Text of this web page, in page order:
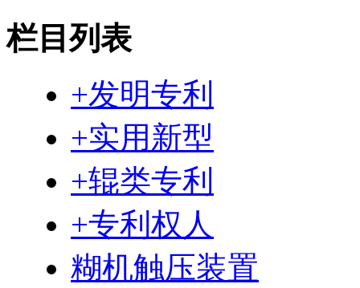
栏目列表
+发明专利
+实用新型
+辊类专利
+专利权人
糊机触压装置